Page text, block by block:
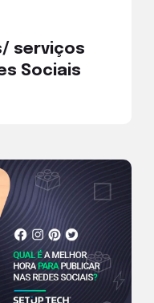
serviços
Sociais